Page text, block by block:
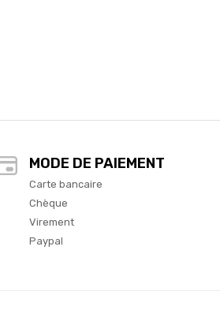
MODE DE PAIEMENT
Carte bancaire
Chèque
Virement
Paypal